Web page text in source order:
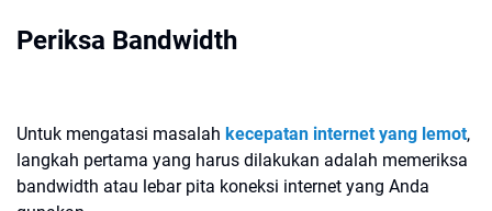
Periksa Bandwidth
Untuk mengatasi masalah kecepatan internet yang lemot,
langkah pertama yang harus dilakukan adalah memeriksa
bandwidth atau lebar pita koneksi internet yang Anda